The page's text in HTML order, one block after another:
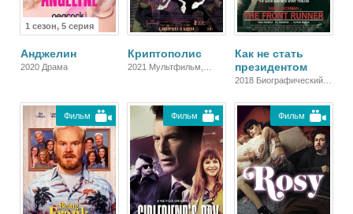
1 сезон, 5 серия
Анджелин
2020 Драма
Криптополис
2021 Мультфильм,
Как не стать
президентом
2018 Биографический,
Фильм Фильм Фильм